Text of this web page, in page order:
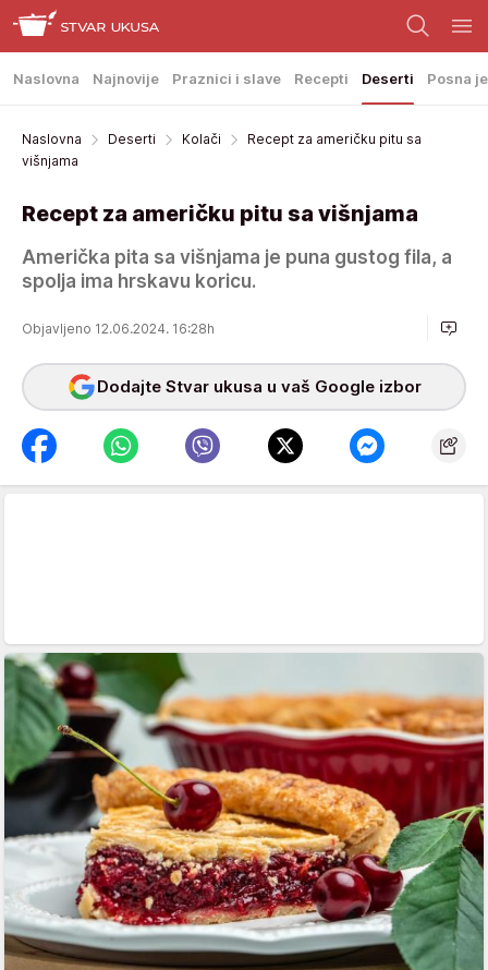
Naslovna Najnovije Praznici i slave Recepti Deserti Posna
Naslovna Deserti Kolači
Recept za američku pitu sa
višnjama
Recept za američku pitu sa višnjama
Američka pita sa višnjama je puna gustog fila, a
spolja ima hrskavu koricu.
Objavljeno 12.06.2024. 16:28h
Dodajte Stvar ukusa u vaš Google izbor